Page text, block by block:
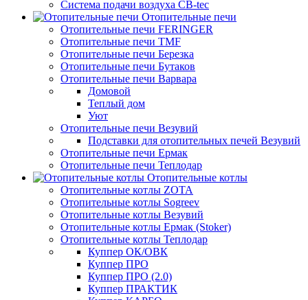
Система подачи воздуха CB-tec
Отопительные печи
Отопительные печи FERINGER
Отопительные печи TMF
Отопительные печи Березка
Отопительные печи Бутаков
Отопительные печи Варвара
Домовой
Теплый дом
Уют
Отопительные печи Везувий
Подставки для отопительных печей Везувий
Отопительные печи Ермак
Отопительные печи Теплодар
Отопительные котлы
Отопительные котлы ZOTA
Отопительные котлы Sogreev
Отопительные котлы Везувий
Отопительные котлы Ермак (Stoker)
Отопительные котлы Теплодар
Куппер ОК/ОВК
Куппер ПРО
Куппер ПРО (2.0)
Куппер ПРАКТИК